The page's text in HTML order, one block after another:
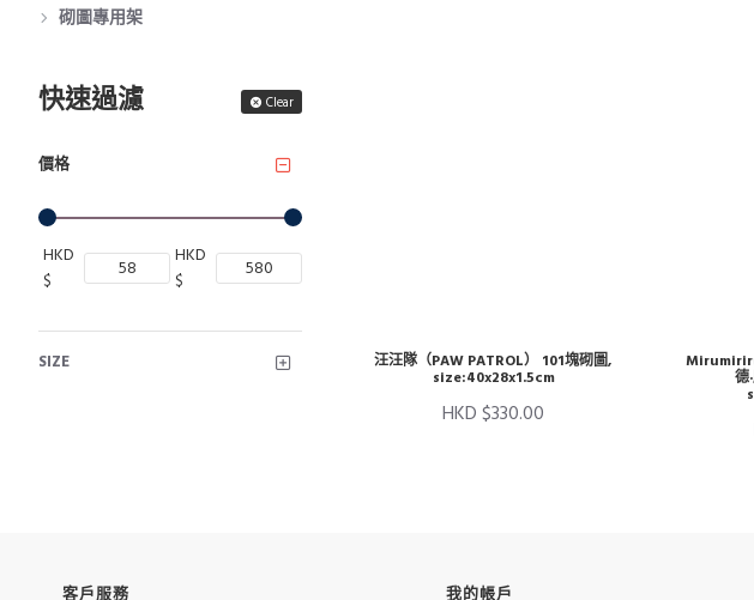
砌圖專用架
快速過濾 Clear
價格
HKD
$
HKD
$
SIZE
汪汪隊（PAW PATROL） 101塊砌圖,
size:40x28x1.5cm
HKD $330.00
德
客戶服務 我的帳戶